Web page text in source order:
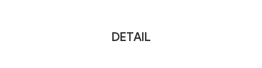
DETAIL